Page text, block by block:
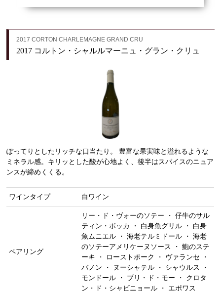
2017 CORTON CHARLEMAGNE GRAND CRU
2017 コルトン・シャルルマーニュ・グラン・クリュ
ぽってりとしたリッチな口当たり。 豊富な果実味と溢れるような
ミネラル感。キリッとした酸が心地よく、後半はスパイスのニュア
ンスが締めくくる。
ワインタイプ 白ワイン
ペアリング
リー・ド・ヴォーのソテー ・ 仔牛のサル
ティン・ボッカ ・ 白身魚グリル ・ 白身
魚ムニエル ・ 海老テルミドール ・ 海老
のソテーアメリケーヌソース ・ 鮑のステ
ーキ ・ ローストポーク ・ ヴァランセ ・
バノン ・ ヌーシャテル ・ シャウルス ・
モンドール ・ ブリ・ド・モー ・ クロタ
ン・ド・シャビニョール ・ エポワス